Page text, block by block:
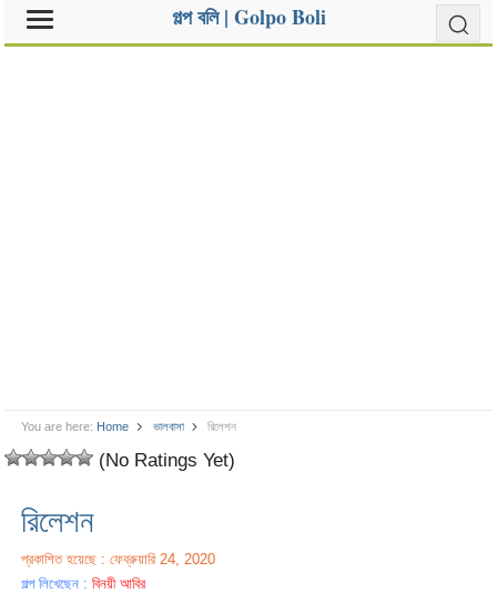
গল্প বলি | Golpo Boli
You are here: Home ভালবাসা রিলেশন
(No Ratings Yet)
রিলেশন
প্রকাশিত হয়েছে : ফেব্রুয়ারি 24, 2020
গল্প লিখেছেন :বিনয়ী আবির